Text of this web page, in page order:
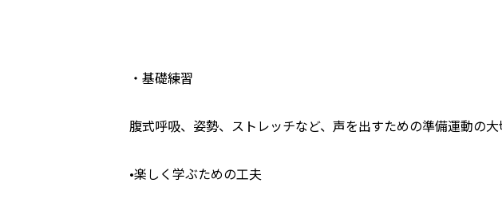
・基礎練習
腹式呼吸、姿勢、ストレッチなど、声を出すための準備運動の
•楽しく学ぶための工夫